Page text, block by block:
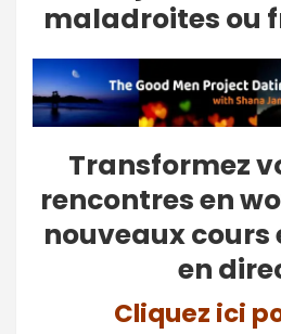
maladroites ou
Transformez
rencontres en
nouveaux cours
en
Cliquez ici